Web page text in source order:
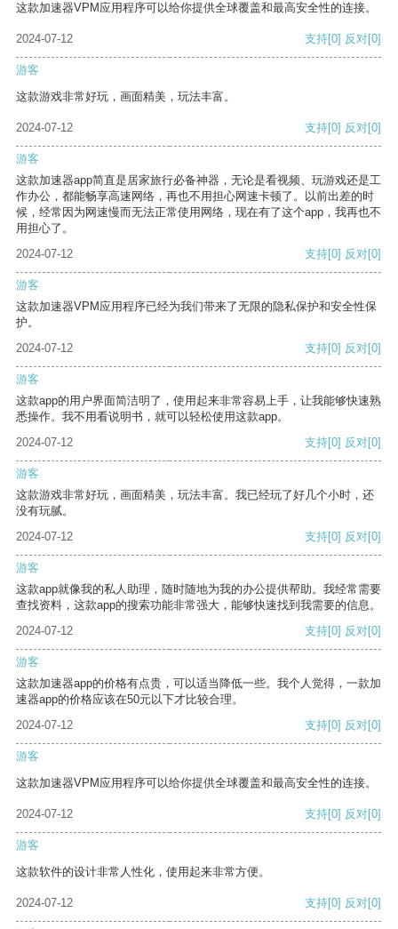
这款加速器VPM应用程序可以给你提供全球覆盖和最高安全性的连接。
2024-07-12 支持[0] 反对[0]
游客
这款游戏非常好玩，画面精美，玩法丰富。
2024-07-12 支持[0] 反对[0]
游客
这款加速器app简直是居家旅行必备神器，无论是看视频、玩游戏还是工
作办公，都能畅享高速网络，再也不用担心网速卡顿了。以前出差的时
候，经常因为网速慢而无法正常使用网络，现在有了这个app，我再也不
用担心了。
2024-07-12
支持[0] 反对[0]
游客
这款加速器VPM应用程序已经为我们带来了无限的隐私保护和安全性保
护。
2024-07-12
支持[0] 反对[0]
游客
这款app的用户界面简洁明了，使用起来非常容易上手，让我能够快速熟
悉操作。我不用看说明书，就可以轻松使用这款app。
2024-07-12
支持[0] 反对[0]
游客
这款游戏非常好玩，画面精美，玩法丰富。我已经玩了好几个小时，还
没有玩腻。
2024-07-12
支持[0] 反对[0]
游客
这款app就像我的私人助理，随时随地为我的办公提供帮助。我经常需要
查找资料，这款app的搜索功能非常强大，能够快速找到我需要的信息。
2024-07-12
支持[0] 反对[0]
游客
这款加速器app的价格有点贵，可以适当降低一些。我个人觉得，一款加
速器app的价格应该在50元以下才比较合理。
2024-07-12
支持[0] 反对[0]
游客
这款加速器VPM应用程序可以给你提供全球覆盖和最高安全性的连接。
2024-07-12 支持[0] 反对[0]
游客
这款软件的设计非常人性化，使用起来非常方便。
2024-07-12 支持[0] 反对[0]